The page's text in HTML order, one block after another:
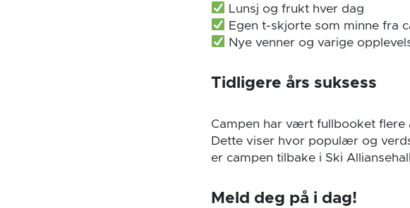
Lunsj og frukt hver dag
Egen t-skjorte som minne fra
Nye venner og varige
Tidligere års suksess
Campen har vært fullbooket flere
Dette viser hvor populær og
er campen tilbake i Ski
Meld deg på i dag!